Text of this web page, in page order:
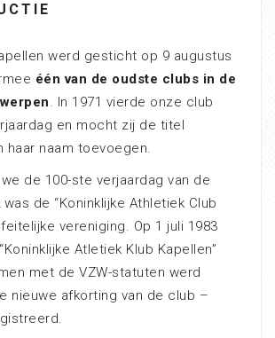
werd gesticht op 9 augustus
één van de oudste clubs in de
. In 1971 vierde onze club
en mocht zij de titel
haar naam toevoegen.
de 100-ste verjaardag van de
de “Koninklijke Athletiek Club
vereniging. Op 1 juli 1983
Atletiek Klub Kapellen”
met de VZW-statuten werd
nieuwe afkorting van de club –